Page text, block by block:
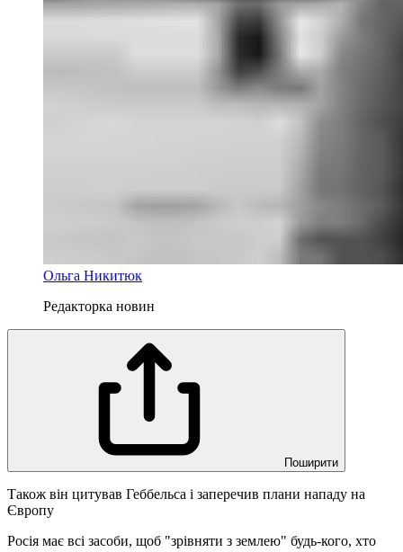
Ольга Никитюк
Редакторка новин
Поширити
Також він цитував Геббельса і заперечив плани нападу на
Європу
Росія має всі засоби, щоб "зрівняти з землею" будь-кого, хто